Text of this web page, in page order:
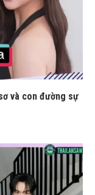
và con đường sự